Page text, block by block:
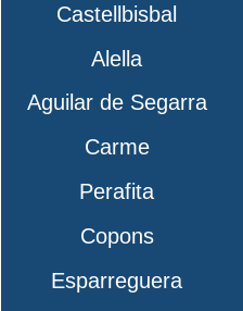
Castellbisbal
Alella
Aguilar de Segarra
Carme
Perafita
Copons
Esparreguera